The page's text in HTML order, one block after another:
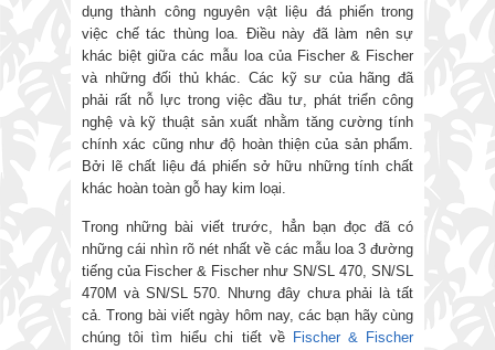
dụng thành công nguyên vật liệu đá phiến trong
việc chế tác thùng loa. Điều này đã làm nên sự
khác biệt giữa các mẫu loa của Fischer & Fischer
và những đối thủ khác. Các kỹ sư của hãng đã
phải rất nỗ lực trong việc đầu tư, phát triển công
nghệ và kỹ thuật sản xuất nhằm tăng cường tính
chính xác cũng như độ hoàn thiện của sản phẩm.
Bởi lẽ chất liệu đá phiến sở hữu những tính chất
khác hoàn toàn gỗ hay kim loại.
Trong những bài viết trước, hẳn bạn đọc đã có
những cái nhìn rõ nét nhất về các mẫu loa 3 đường
tiếng của Fischer & Fischer như SN/SL 470, SN/SL
470M và SN/SL 570. Nhưng đây chưa phải là tất
cả. Trong bài viết ngày hôm nay, các bạn hãy cùng
chúng tôi tìm hiểu chi tiết về Fischer & Fischer